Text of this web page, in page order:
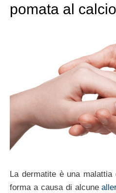
pomata al
La dermatite è una
forma a causa di alcune